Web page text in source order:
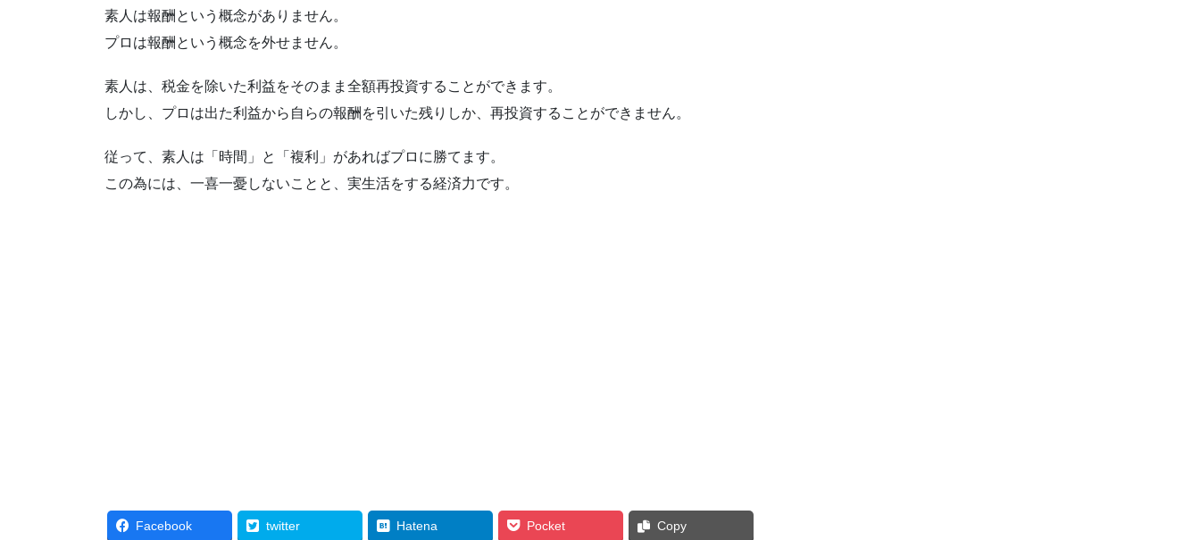
素人は報酬という概念がありません。
プロは報酬という概念を外せません。
素人は、税金を除いた利益をそのまま全額再投資することができます。
しかし、プロは出た利益から自らの報酬を引いた残りしか、再投資することができません。
従って、素人は「時間」と「複利」があればプロに勝てます。
この為には、一喜一憂しないことと、実生活をする経済力です。
Facebook twitter Hatena Pocket Copy